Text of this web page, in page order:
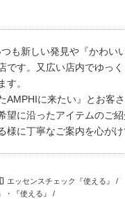
も新しい発見や『かわい
です。又広い店内でゆっ
す。
AMPHIに来たい』とお客
望に沿ったアイテムのご
様に丁寧なご案内を心がけ
エッセンスチェック『使える』
・『使える』